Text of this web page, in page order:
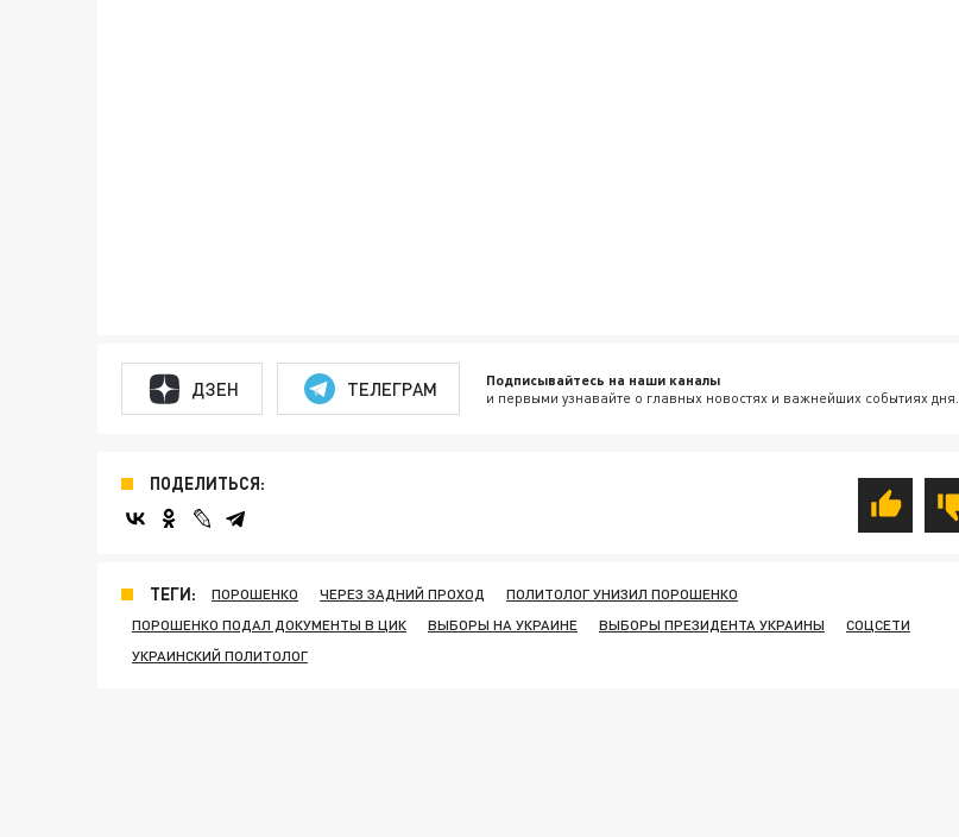
ДЗЕН ТЕЛЕГРАМ Подписывайтесь на наши каналы
и первыми узнавайте о главных новостях и важнейших событиях дня.
ПОДЕЛИТЬСЯ:
ТЕГИ: ПОРОШЕНКО ЧЕРЕЗ ЗАДНИЙ ПРОХОД
ПОЛИТОЛОГ УНИЗИЛ ПОРОШЕНКО
ПОРОШЕНКО ПОДАЛ ДОКУМЕНТЫ В ЦИК
ВЫБОРЫ НА УКРАИНЕ ВЫБОРЫ ПРЕЗИДЕНТА УКРАИНЫ
СОЦСЕТИ
УКРАИНСКИЙ ПОЛИТОЛОГ